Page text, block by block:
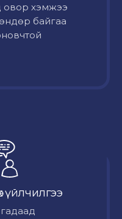
овор хэмжээ
байгаа
үйлчилгээ